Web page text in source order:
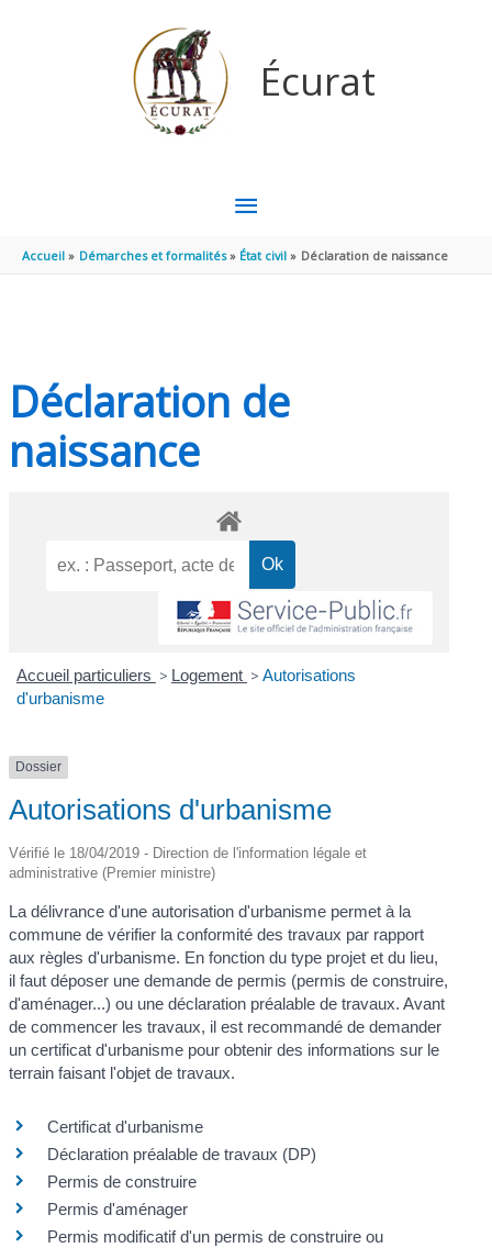
Écurat
MENU
PRINCIPAL
Accueil Démarches et formalités État civil Déclaration de naissance
Déclaration de
naissance
Accueil particuliers > Logement > Autorisations
d'urbanisme
Dossier
Autorisations d'urbanisme
Vérifié le 18/04/2019 - Direction de l'information légale et
administrative (Premier ministre)
La délivrance d'une autorisation d'urbanisme permet à la
commune de vérifier la conformité des travaux par rapport
aux règles d'urbanisme. En fonction du type projet et du lieu,
il faut déposer une demande de permis (permis de construire,
d'aménager...) ou une déclaration préalable de travaux. Avant
de commencer les travaux, il est recommandé de demander
un certificat d'urbanisme pour obtenir des informations sur le
terrain faisant l'objet de travaux.
Certificat d'urbanisme
Déclaration préalable de travaux (DP)
Permis de construire
Permis d'aménager
Permis modificatif d'un permis de construire ou